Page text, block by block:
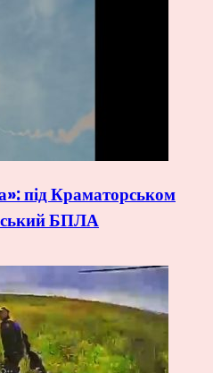
під Краматорськом
БПЛА